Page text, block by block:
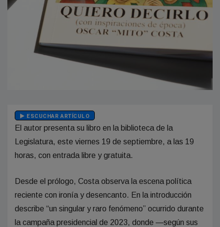
ESCUCHAR ARTÍCULO
El autor presenta su libro en la biblioteca de la
Legislatura, este viernes 19 de septiembre, a las 19
horas, con entrada libre y gratuita.
Desde el prólogo, Costa observa la escena política
reciente con ironía y desencanto. En la introducción
describe “un singular y raro fenómeno” ocurrido durante
la campaña presidencial de 2023, donde —según sus